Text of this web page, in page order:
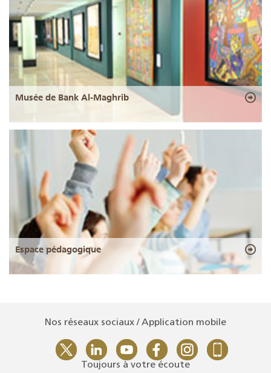
Musée de Bank Al-Maghrib
Espace pédagogique
Nos réseaux sociaux / Application mobile
Toujours à votre écoute